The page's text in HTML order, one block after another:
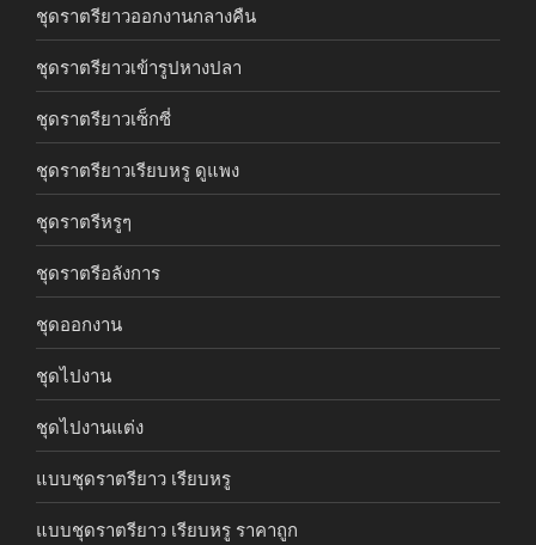
ชุดราตรียาวออกงานกลางคืน
ชุดราตรียาวเข้ารูปหางปลา
ชุดราตรียาวเซ็กซี่
ชุดราตรียาวเรียบหรู ดูแพง
ชุดราตรีหรูๆ
ชุดราตรีอลังการ
ชุดออกงาน
ชุดไปงาน
ชุดไปงานแต่ง
แบบชุดราตรียาว เรียบหรู
แบบชุดราตรียาว เรียบหรู ราคาถูก